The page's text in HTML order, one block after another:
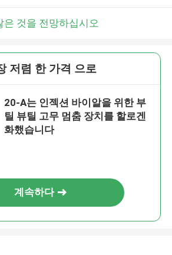
은 것을 전망하십시오
저렴 한 가격 으로
20-A는 인젝션 바이알을 위한 부
틸 뷰틸 고무 멈춤 장치를 할로겐
화했습니다
계속하다